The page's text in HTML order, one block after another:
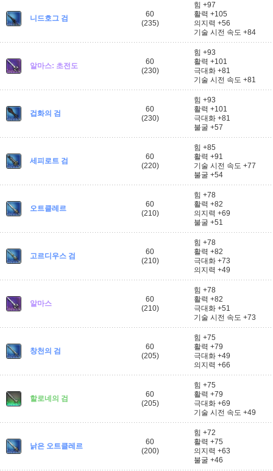
니드호그 검
60
(235)
힘 +97
활력 +105
의지력 +56
기술 시전 속도 +84
알마스: 초전도
60
(230)
힘 +93
활력 +101
극대화 +81
기술 시전 속도 +81
겁화의 검
60
(230)
힘 +93
활력 +101
극대화 +81
불굴 +57
세피로트 검
60
(220)
힘 +85
활력 +91
기술 시전 속도 +77
불굴 +54
오트클레르
60
(210)
힘 +78
활력 +82
의지력 +69
불굴 +51
고르디우스 검
60
(210)
힘 +78
활력 +82
극대화 +73
의지력 +49
알마스
60
(210)
힘 +78
활력 +82
극대화 +51
기술 시전 속도 +73
창천의 검
60
(205)
힘 +75
활력 +79
극대화 +49
의지력 +66
할로네의 검
60
(205)
힘 +75
활력 +79
극대화 +69
기술 시전 속도 +49
낡은 오트클레르
60
(200)
힘 +72
활력 +75
의지력 +63
불굴 +46